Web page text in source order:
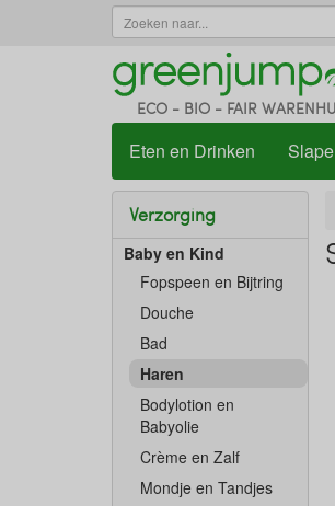
ECO - BIO - FAIR
Eten en Drinken
Verzorging
Baby en Kind
Fopspeen en Bijtring
Douche
Bad
Haren
Bodylotion en
Babyolie
Crème en Zalf
Mondje en Tandjes